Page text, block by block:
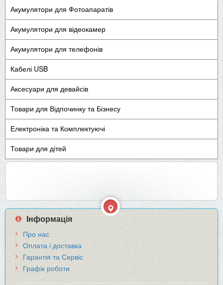
Акумулятори для Фотоапаратів
Акумулятори для відеокамер
Акумулятори для телефонів
Кабелі USB
Аксесуари для девайсів
Товари для Відпочинку та Бізнесу
Електроніка та Комплектуючі
Товари для дітей
Інформація
Про нас
Оплата і доставка
Гарантія та Сервіс
Графік роботи